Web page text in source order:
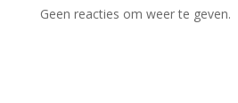
Geen reacties om weer te geven.